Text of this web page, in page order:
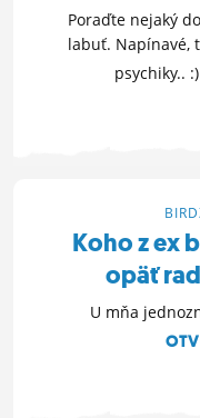
Poraďte nejaký
labuť. Napínavé,
psychiky.. :)
Koho z ex
opäť
U mňa